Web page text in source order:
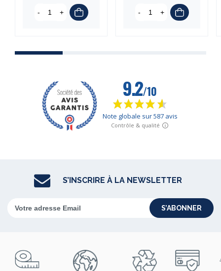
- + - +
S’INSCRIRE À LA NEWSLETTER
S’ABONNER